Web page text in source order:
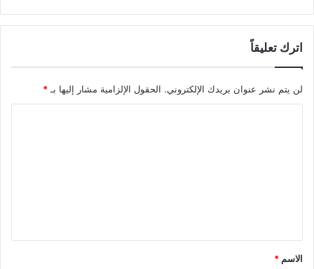
اترك تعليقاً
لن يتم نشر عنوان بريدك الإلكتروني. الحقول الإلزامية مشار إليها بـ *
ق
*
الاسم *